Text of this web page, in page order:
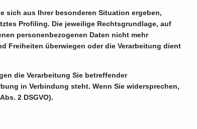
sich aus Ihrer besonderen Situation ergeben,
Profiling. Die jeweilige Rechtsgrundlage, auf
personenbezogenen Daten nicht mehr
Freiheiten überwiegen oder die Verarbeitung dient
die Verarbeitung Sie betreffender
in Verbindung steht. Wenn Sie widersprechen,
2 DSGVO).